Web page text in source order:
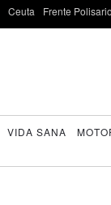
Ceuta Frente Polisario
VIDA SANA